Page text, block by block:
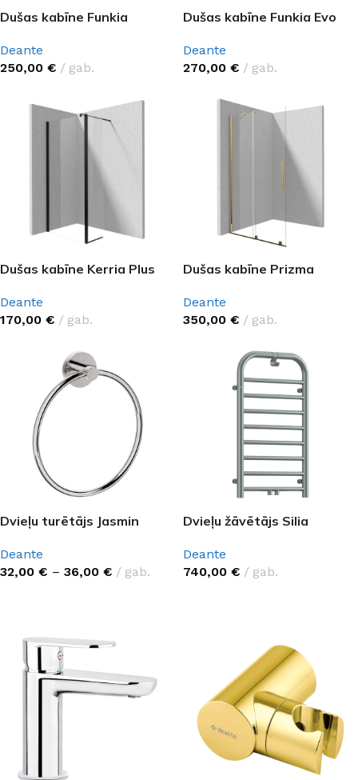
Dušas kabīne Funkia
Deante
250,00 € gab.
Dušas kabīne Funkia Evo
Deante
270,00 € gab.
Dušas kabīne Kerria Plus
Deante
170,00 € gab.
Dušas kabīne Prizma
Deante
350,00 € gab.
Dvieļu turētājs Jasmin
Deante
32,00 € – 36,00 € gab.
Dvieļu žāvētājs Silia
Deante
740,00 € gab.